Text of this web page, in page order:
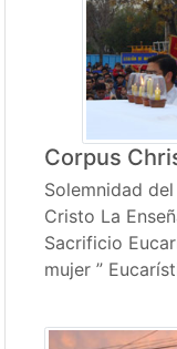
Corpus
Solemnidad
Cristo La
Sacrificio
mujer ”